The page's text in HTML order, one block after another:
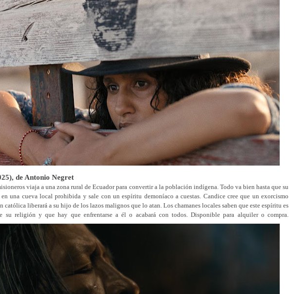
de Antonio Negret
viaja a una zona rural de Ecuador para convertir a la población indígena. Todo va bien hasta que su
una cueva local prohibida y sale con un espíritu demoníaco a cuestas. Candice cree que un exorcismo
católica liberará a su hijo de los lazos malignos que lo atan. Los chamanes locales saben que este espíritu es
su religión y que hay que enfrentarse a él o acabará con todos.Disponible para alquiler o compra.